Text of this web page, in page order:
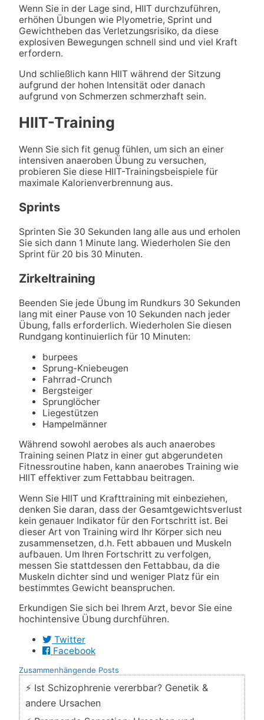
Wenn Sie in der Lage sind, HIIT durchzuführen,
erhöhen Übungen wie Plyometrie, Sprint und
Gewichtheben das Verletzungsrisiko, da diese
explosiven Bewegungen schnell sind und viel Kraft
erfordern.
Und schließlich kann HIIT während der Sitzung
aufgrund der hohen Intensität oder danach
aufgrund von Schmerzen schmerzhaft sein.
HIIT-Training
Wenn Sie sich fit genug fühlen, um sich an einer
intensiven anaeroben Übung zu versuchen,
probieren Sie diese HIIT-Trainingsbeispiele für
maximale Kalorienverbrennung aus.
Sprints
Sprinten Sie 30 Sekunden lang alle aus und erholen
Sie sich dann 1 Minute lang. Wiederholen Sie den
Sprint für 20 bis 30 Minuten.
Zirkeltraining
Beenden Sie jede Übung im Rundkurs 30 Sekunden
lang mit einer Pause von 10 Sekunden nach jeder
Übung, falls erforderlich. Wiederholen Sie diesen
Rundgang kontinuierlich für 10 Minuten:
burpees
Sprung-Kniebeugen
Fahrrad-Crunch
Bergsteiger
Sprunglöcher
Liegestützen
Hampelmänner
Während sowohl aerobes als auch anaerobes
Training seinen Platz in einer gut abgerundeten
Fitnessroutine haben, kann anaerobes Training wie
HIIT effektiver zum Fettabbau beitragen.
Wenn Sie HIIT und Krafttraining mit einbeziehen,
denken Sie daran, dass der Gesamtgewichtsverlust
kein genauer Indikator für den Fortschritt ist. Bei
dieser Art von Training wird Ihr Körper sich neu
zusammensetzen, d.h. Fett abbauen und Muskeln
aufbauen. Um Ihren Fortschritt zu verfolgen,
messen Sie stattdessen den Fettabbau, da die
Muskeln dichter sind und weniger Platz für ein
bestimmtes Gewicht beanspruchen.
Erkundigen Sie sich bei Ihrem Arzt, bevor Sie eine
hochintensive Übung durchführen.
Twitter
Facebook
Zusammenhängende Posts
⚡ Ist Schizophrenie vererbbar? Genetik &
andere Ursachen